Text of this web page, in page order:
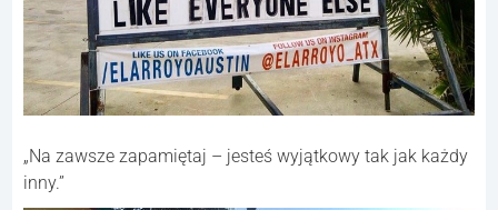
„Na zawsze zapamiętaj – jesteś wyjątkowy tak jak każdy
inny.”